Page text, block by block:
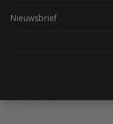
Nieuwsbrief